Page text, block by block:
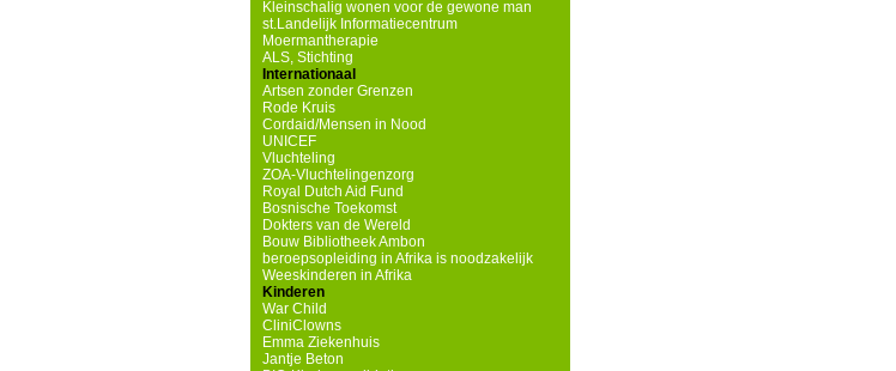
Kleinschalig wonen voor de gewone man
st.Landelijk Informatiecentrum
Moermantherapie
ALS, Stichting
Internationaal
Artsen zonder Grenzen
Rode Kruis
Cordaid/Mensen in Nood
UNICEF
Vluchteling
ZOA-Vluchtelingenzorg
Royal Dutch Aid Fund
Bosnische Toekomst
Dokters van de Wereld
Bouw Bibliotheek Ambon
beroepsopleiding in Afrika is noodzakelijk
Weeskinderen in Afrika
Kinderen
War Child
CliniClowns
Emma Ziekenhuis
Jantje Beton